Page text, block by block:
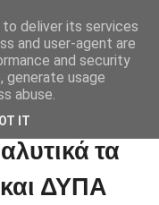
τις 8
τα
ΔΥΠΑ
deliver its services
and user-agent are
and security
generate usage
abuse.
IT